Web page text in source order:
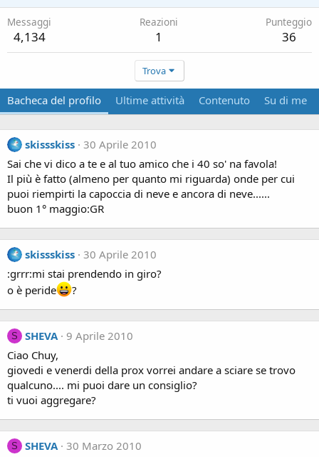
Messaggi
4,134
Reazioni
1
Punteggio
36
Trova
Bacheca del profilo Ultime attività Contenuto Su di me
skissskiss 30 Aprile 2010
Sai che vi dico a te e al tuo amico che i 40 so' na favola!
Il più è fatto (almeno per quanto mi riguarda) onde per cui
puoi riempirti la capoccia di neve e ancora di neve......
buon 1° maggio:GR
skissskiss 30 Aprile 2010
:grrr:mi stai prendendo in giro?
o è peride
?
S SHEVA
9 Aprile 2010
Ciao Chuy,
giovedi e venerdi della prox vorrei andare a sciare se trovo
qualcuno.... mi puoi dare un consiglio?
ti vuoi aggregare?
S SHEVA 30 Marzo 2010